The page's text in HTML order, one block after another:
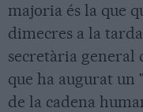
majoria és la que
dimecres a la
secretària general
que ha augurat
de la cadena